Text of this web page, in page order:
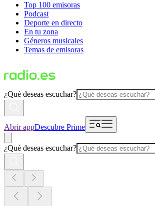
Top 100 emisoras
Podcast
Deporte en directo
En tu zona
Géneros musicales
Temas de emisoras
¿Qué deseas escuchar?
Abrir appDescubre Prime
¿Qué deseas escuchar?